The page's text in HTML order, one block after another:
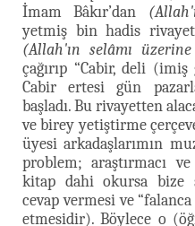
İmam Bâkır’dan
yetmiş bin hadis
(Allah'ın selâmı
çağırıp “Cabir, deli
Cabir ertesi gün
başladı. Bu rivayetten
ve birey yetiştirme
üyesi arkadaşlarımın
problem; araştırmacı
kitap dahi okursa bize
cevap vermesi ve
etmesidir). Böylece o